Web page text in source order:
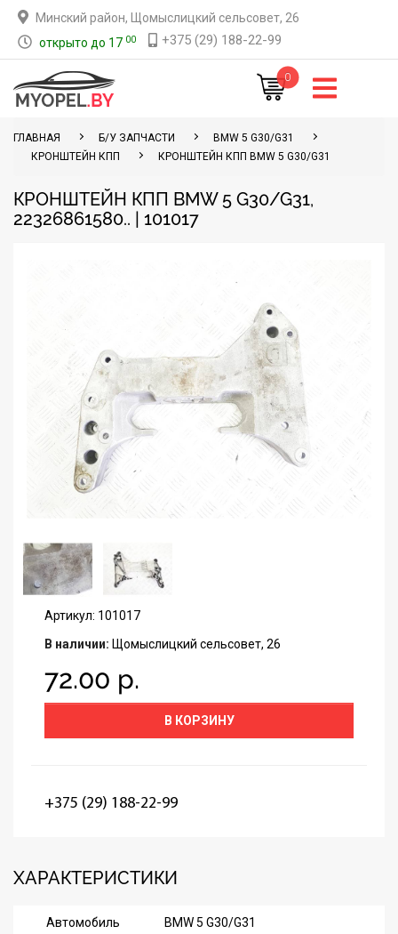
Минский район, Щомыслицкий сельсовет, 26
открыто до 17 00 +375 (29) 188-22-99
0
ГЛАВНАЯ Б/У ЗАПЧАСТИ
BMW 5 G30/G31
КРОНШТЕЙН КПП
КРОНШТЕЙН КПП BMW 5 G30/G31
КРОНШТЕЙН КПП BMW 5 G30/G31,
22326861580.. | 101017
Артикул: 101017
В наличии: Щомыслицкий сельсовет, 26
72.00 р.
В КОРЗИНУ
+375 (29) 188-22-99
ХАРАКТЕРИСТИКИ
Автомобиль BMW 5 G30/G31